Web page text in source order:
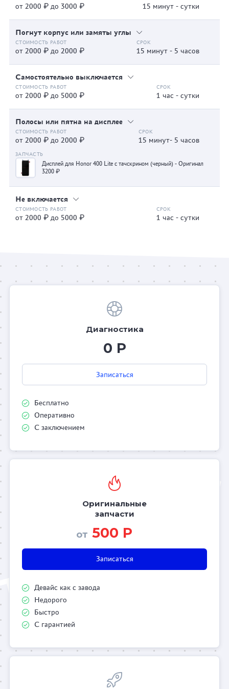
от 2000 ₽ до 3000 ₽ 15 минут - сутки
Погнут корпус или замяты углы
от 2000 ₽ до 2000 ₽ 15 минут - 5 часов
Самостоятельно выключается
от 2000 ₽ до 5000 ₽ 1 час - сутки
Полосы или пятна на дисплее
от 2000 ₽ до 2000 ₽ 15 минут- 5 часов
Дисплей для Honor 400 Lite с тачскрином (черный) - Оригинал
3200 ₽
Не включается
от 2000 ₽ до 5000 ₽ 1 час - сутки
Диагностика
0 Р
Записаться
Бесплатно
Оперативно
С заключением
Оригинальные
запчасти
от 500 Р
Записаться
Девайс как с завода
Недорого
Быстро
С гарантией